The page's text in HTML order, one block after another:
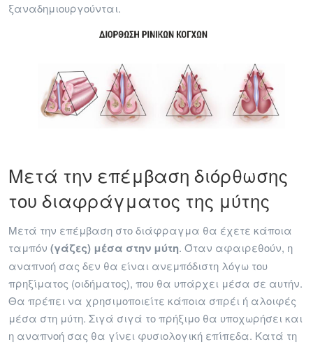
ξαναδημιουργούνται.
Μετά την επέμβαση διόρθωσης
του διαφράγματος της μύτης
Μετά την επέμβαση στο διάφραγμα θα έχετε κάποια
ταμπόν (γάζες) μέσα στην μύτη. Όταν αφαιρεθούν, η
αναπνοή σας δεν θα είναι ανεμπόδιστη λόγω του
πρηξίματος (οιδήματος), που θα υπάρχει μέσα σε αυτήν.
Θα πρέπει να χρησιμοποιείτε κάποια σπρέι ή αλοιφές
μέσα στη μύτη. Σιγά σιγά το πρήξιμο θα υποχωρήσει και
η αναπνοή σας θα γίνει φυσιολογική επίπεδα. Κατά τη